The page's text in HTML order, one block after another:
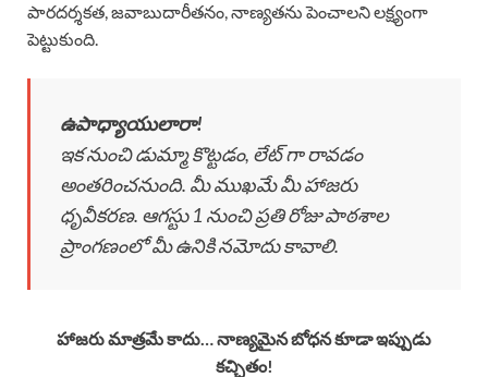
పారదర్శకత, జవాబుదారీతనం, నాణ్యతను పెంచాలని లక్ష్యంగా
పెట్టుకుంది.
ఉపాధ్యాయులారా!
ఇక నుంచి డుమ్మా కొట్టడం, లేట్ గా రావడం
అంతరించనుంది. మీ ముఖమే మీ హాజరు
ధృవీకరణ. ఆగస్టు 1 నుంచి ప్రతి రోజు పాఠశాల
ప్రాంగణంలో మీ ఉనికి నమోదు కావాలి.
హాజరు మాత్రమే కాదు… నాణ్యమైన బోధన కూడా ఇప్పుడు
కచ్చితం!